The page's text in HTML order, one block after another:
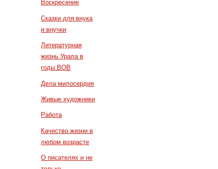
Воскресение
Сказки для внука
и внучки
Литературная
жизнь Урала в
годы ВОВ
Дела милосердия
Живые художники
Работа
Качество жизни в
любом возрасте
О писателях и не